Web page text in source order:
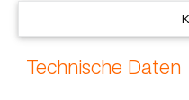
Technische Daten